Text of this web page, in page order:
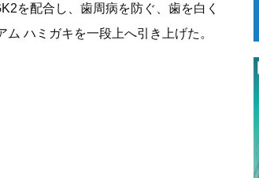
を配合し、歯周病を防ぐ、歯を白く
ハミガキを一段上へ引き上げた。